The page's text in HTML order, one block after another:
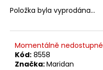
Položka byla vyprodána…
Momentálně nedostupné
Kód: 8558
Značka:Maridan